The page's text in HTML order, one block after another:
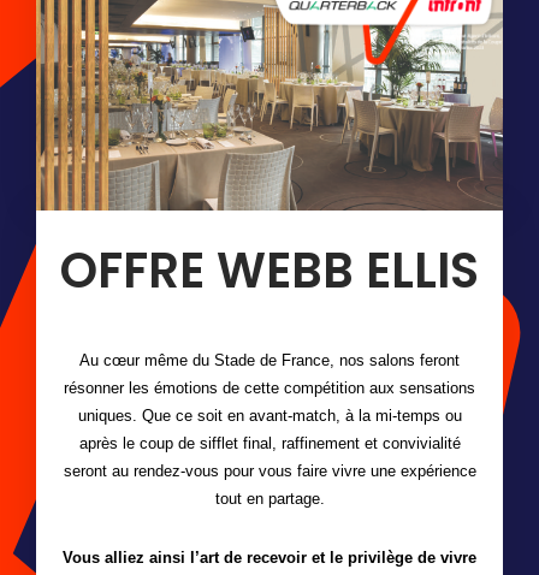
OFFRE WEBB ELLIS
Au cœur même du Stade de France, nos salons feront
résonner les émotions de cette compétition aux sensations
uniques. Que ce soit en avant-match, à la mi-temps ou
après le coup de sifflet final, raffinement et convivialité
seront au rendez-vous pour vous faire vivre une expérience
tout en partage.
Vous alliez ainsi l’art de recevoir et le privilège de vivre